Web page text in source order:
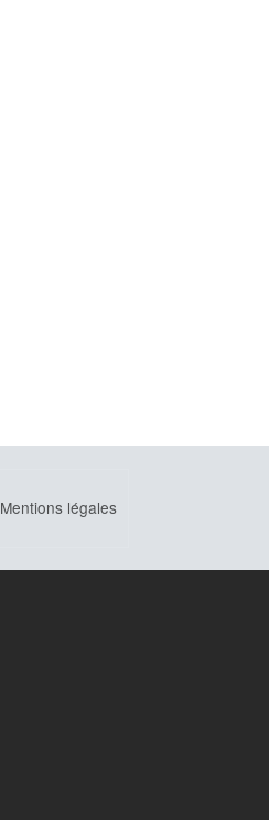
Mentions légales